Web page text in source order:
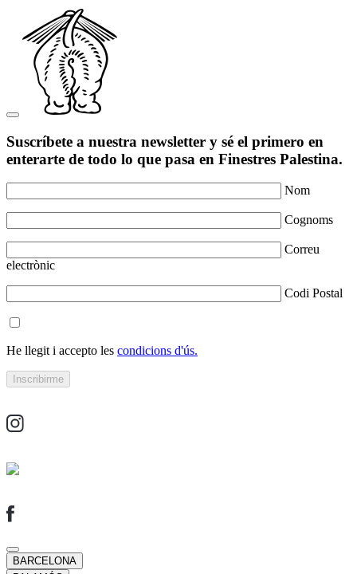
Suscríbete a nuestra newsletter y sé el primero en
enterarte de todo lo que pasa en Finestres Palestina.
Nom
Cognoms
Correu
electrònic
Codi Postal
He llegit i accepto les condicions d'ús.
BARCELONA